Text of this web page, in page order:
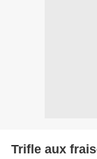
Trifle aux